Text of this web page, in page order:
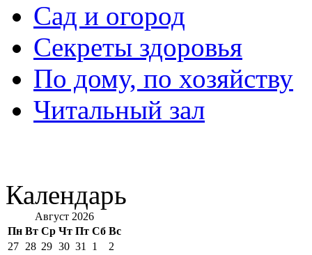
Сад и огород
Секреты здоровья
По дому, по хозяйству
Читальный зал
Календарь
Август 2026
Пн Вт Ср Чт Пт Сб Вс
27 28 29 30 31 1
2